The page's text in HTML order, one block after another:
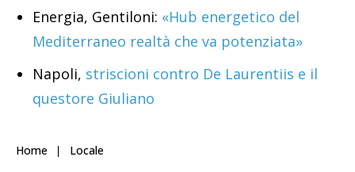
Energia, Gentiloni: «Hub energetico del
Mediterraneo realtà che va potenziata»
Napoli, striscioni contro De Laurentiis e il
questore Giuliano
Home Locale